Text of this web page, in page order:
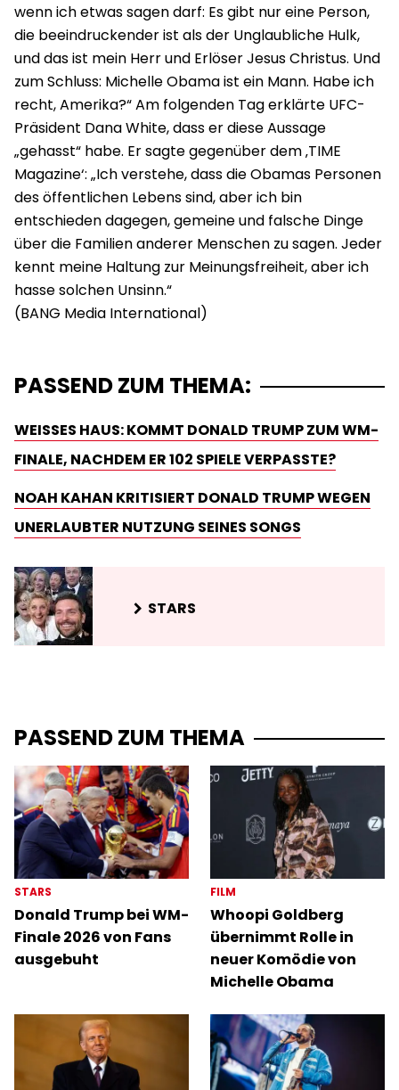
wenn ich etwas sagen darf: Es gibt nur eine Person,
die beeindruckender ist als der Unglaubliche Hulk,
und das ist mein Herr und Erlöser Jesus Christus. Und
zum Schluss: Michelle Obama ist ein Mann. Habe ich
recht, Amerika?“ Am folgenden Tag erklärte UFC-
Präsident Dana White, dass er diese Aussage
„gehasst“ habe. Er sagte gegenüber dem ‚TIME
Magazine‘: „Ich verstehe, dass die Obamas Personen
des öffentlichen Lebens sind, aber ich bin
entschieden dagegen, gemeine und falsche Dinge
über die Familien anderer Menschen zu sagen. Jeder
kennt meine Haltung zur Meinungsfreiheit, aber ich
hasse solchen Unsinn.“
PASSEND ZUM THEMA:
WEISSES HAUS: KOMMT DONALD TRUMP ZUM WM-F
INALE, NACHDEM ER 102 SPIELE VERPASSTE?
NOAH KAHAN KRITISIERT DONALD TRUMP WEGEN
UNERLAUBTER NUTZUNG SEINES SONGS
STARS
PASSEND ZUM THEMA
STARS
Donald Trump bei WM-
Finale 2026 von Fans
ausgebuht
FILM
Whoopi Goldberg
übernimmt Rolle in
neuer Komödie von
Michelle Obama